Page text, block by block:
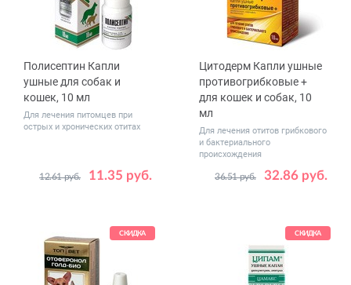
Полисептин Капли
ушные для собак и
кошек, 10 мл
Для лечения питомцев при
острых и хронических отитах
11.35 руб.
12.61 руб.
Цитодерм Капли ушные
противогрибковые +
для кошек и собак, 10
мл
Для лечения отитов грибкового
и бактериального
происхождения
32.86 руб.
36.51 руб.
СКИДКА СКИДКА